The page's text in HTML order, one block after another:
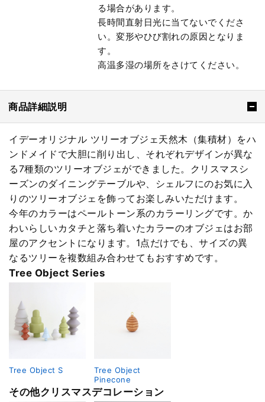
る場合があります。
長時間直射日光に当てないでくださ
い。変形やひび割れの原因となりま
す。
高温多湿の場所をさけてください。
商品詳細説明
イデーオリジナル ツリーオブジェ天然木（集積材）をハ
ンドメイドで大胆に削り出し、それぞれデザインが異な
る7種類のツリーオブジェができました。クリスマスシ
ーズンのダイニングテーブルや、シェルフにのお気に入
りのツリーオブジェを飾ってお楽しみいただけます。
今年のカラーはペールトーン系のカラーリングです。か
わいらしいカタチと落ち着いたカラーのオブジェはお部
屋のアクセントになります。1点だけでも、サイズの異
なるツリーを複数組み合わせてもおすすめです。
Tree Object Series
Tree Object S
Tree Object
Pinecone
その他クリスマスデコレーション